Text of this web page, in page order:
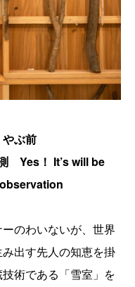
ぶ前
Yes！ It’s will be
のわいないが、世界
出す先人の知恵を掛
術である「雪室」を